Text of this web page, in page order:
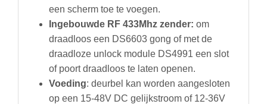
een scherm toe te voegen.
Ingebouwde RF 433Mhz zender: om
draadloos een DS6603 gong of met de
draadloze unlock module DS4991 een slot
of poort draadloos te laten openen.
Voeding: deurbel kan worden aangesloten
op een 15-48V DC gelijkstroom of 12-36V